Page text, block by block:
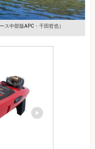
ス中部版APC・千田哲也）